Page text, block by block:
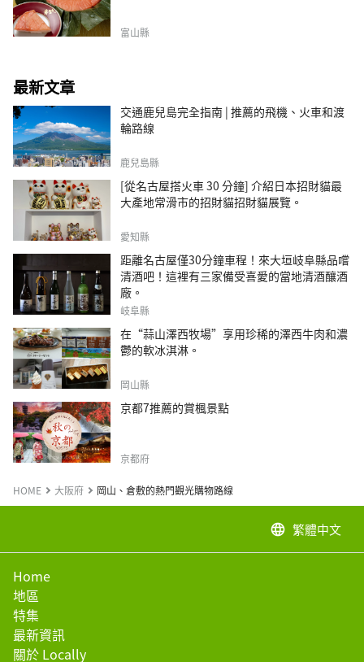
富山縣
最新文章
交通鹿兒島完全指南 | 推薦的飛機、火車和渡
輪路線
鹿兒島縣
[從名古屋搭火車 30 分鐘] 介紹日本招財貓最
大產地常滑市的招財貓招財貓展覽。
愛知縣
距離名古屋僅30分鐘車程！來大垣岐阜縣品嚐
清酒吧！這裡有三家備受喜愛的當地清酒釀酒
廠。
岐阜縣
在“蒜山澤西牧場”享用珍稀的澤西牛肉和濃
鬱的軟冰淇淋。
岡山縣
京都7推薦的賞楓景點
京都府
HOME 大阪府 岡山、倉敷的熱門觀光購物路線
language 繁體中文
Home
地區
特集
最新資訊
關於 Locally